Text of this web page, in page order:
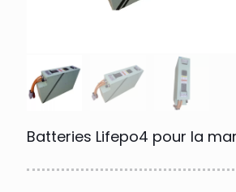
Batteries Lifepo4 pour la